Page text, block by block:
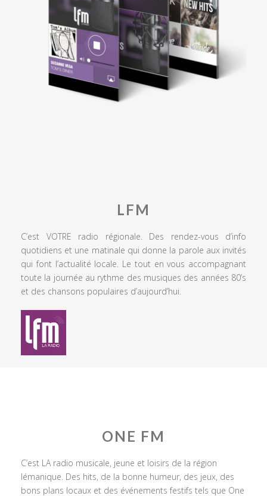
LFM
C’est VOTRE radio régionale. Des rendez-vous d’info
quotidiens et une matinale qui donne la parole aux invités
qui font l’actualité locale. Le tout en vous accompagnant
toute la journée au rythme des musiques des années 80’s
et des chansons populaires d’aujourd’hui.
ONE FM
C’est LA radio musicale, jeune et loisirs de la région
lémanique. Des hits, de la bonne humeur, des jeux, des
bons plans locaux et des événements festifs tels que One